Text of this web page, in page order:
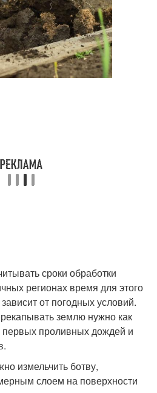
сроки обработки
регионах время для этого
от погодных условий.
землю нужно как
проливных дождей и
измельчить ботву,
слоем на поверхности